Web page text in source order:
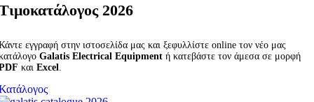
2026
εγγραφή στην ιστοσελίδα μας και ξεφυλλίστε online τον νέο μας
Galatis Electrical Equipment ή κατεβάστε τον άμεσα σε μορφή
και Excel